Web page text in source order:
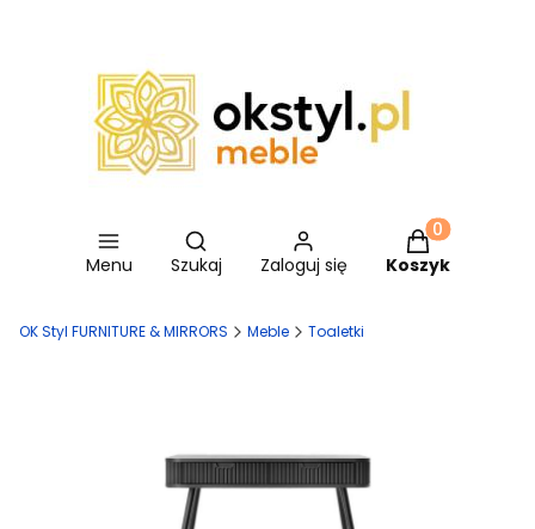
Menu
Otwórz wyszukiwarkę
Szukaj Zaloguj się
Produkty w
Koszyk
OK Styl FURNITURE & MIRRORS Meble Toaletki